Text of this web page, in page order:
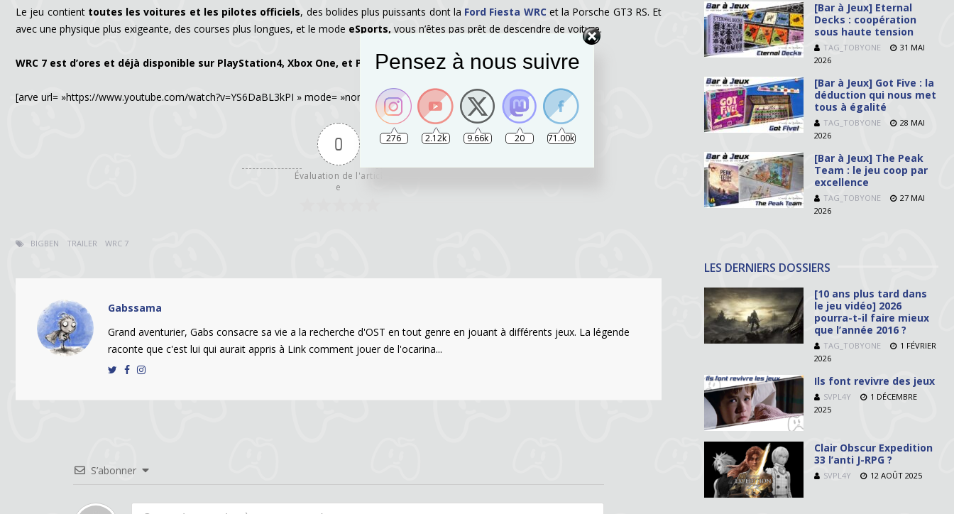
Le jeu contient toutes les voitures et les pilotes officiels, des bolides plus puissants dont la Ford Fiesta WRCet la Porsche GT3 RS. Et
avec une physique plus exigeante, des courses plus longues, et le mode eSports, vous n’êtes pas prêt de descendre de voiture.
WRC 7 est d’ores et déjà disponible sur PlayStation4, Xbox One, et PC . Visionnez le trailer ci-dessous :
[arve url= »https://www.youtube.com/watch?v=YS6DaBL3kPI » mode= »normal » maxwidth= »780″ /]
0
Évaluation de l'articl
e
BIGBEN TRAILER WRC 7
Gabssama
Grand aventurier, Gabs consacre sa vie a la recherche d'OST en tout genre en jouant à différents jeux. La légende
raconte que c'est lui qui aurait appris à Link comment jouer de l'ocarina...
S’abonner
[Bar à Jeux] Eternal
Decks : coopération
sous haute tension
TAG_TOBYONE
31 MAI
2026
[Bar à Jeux] Got Five : la
déduction qui nous met
tous à égalité
TAG_TOBYONE
28 MAI
2026
[Bar à Jeux] The Peak
Team : le jeu coop par
excellence
TAG_TOBYONE
27 MAI
2026
LES DERNIERS DOSSIERS
[10 ans plus tard dans
le jeu vidéo] 2026
pourra-t-il faire mieux
que l’année 2016 ?
TAG_TOBYONE
1 FÉVRIER
2026
Ils font revivre des jeux
SVPL4Y
1 DÉCEMBRE
2025
Clair Obscur Expedition
33 l’anti J-RPG ?
SVPL4Y 12 AOÛT 2025
Pensez à nous suivre
276 2.12k 9.66k 20 71.00k